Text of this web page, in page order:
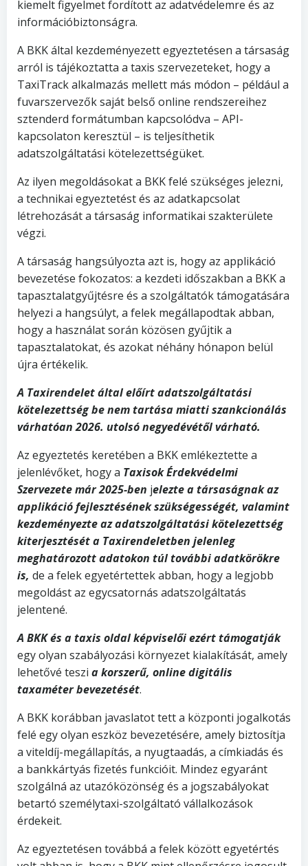
kiemelt figyelmet fordított az adatvédelemre és az
információbiztonságra.
A BKK által kezdeményezett egyeztetésen a társaság
arról is tájékoztatta a taxis szervezeteket, hogy a
TaxiTrack alkalmazás mellett más módon – például a
fuvarszervezők saját belső online rendszereihez
sztenderd formátumban kapcsolódva – API-
kapcsolaton keresztül – is teljesíthetik
adatszolgáltatási kötelezettségüket.
Az ilyen megoldásokat a BKK felé szükséges jelezni,
a technikai egyeztetést és az adatkapcsolat
létrehozását a társaság informatikai szakterülete
végzi.
A társaság hangsúlyozta azt is, hogy az applikáció
bevezetése fokozatos: a kezdeti időszakban a BKK a
tapasztalatgyűjtésre és a szolgáltatók támogatására
helyezi a hangsúlyt, a felek megállapodtak abban,
hogy a használat során közösen gyűjtik a
tapasztalatokat, és azokat néhány hónapon belül
újra értékelik.
A Taxirendelet által előírt adatszolgáltatási
kötelezettség be nem tartása miatti szankcionálás
várhatóan 2026. utolsó negyedévétől várható.
Az egyeztetés keretében a BKK emlékeztette a
jelenlévőket, hogy a Taxisok Érdekvédelmi
Szervezetemár 2025-ben jelezte a társaságnak az
applikáció fejlesztésének szükségességét, valamint
kezdeményezte az adatszolgáltatási kötelezettség
kiterjesztését a Taxirendeletben jelenleg
meghatározott adatokon túl további adatkörökre
is, de a felek egyetértettek abban, hogy a legjobb
megoldást az egycsatornás adatszolgáltatás
jelentené.
A BKK és a taxis oldal képviselői ezért támogatják
egy olyan szabályozási környezet kialakítását, amely
lehetővé teszi a korszerű, online digitális
taxaméter bevezetését.
A BKK korábban javaslatot tett a központi jogalkotás
felé egy olyan eszköz bevezetésére, amely biztosítja
a viteldíj-megállapítás, a nyugtaadás, a címkiadás és
a bankkártyás fizetés funkcióit. Mindez egyaránt
szolgálná az utazóközönség és a jogszabályokat
betartó személytaxi-szolgáltató vállalkozások
érdekeit.
Az egyeztetésen továbbá a felek között egyetértés